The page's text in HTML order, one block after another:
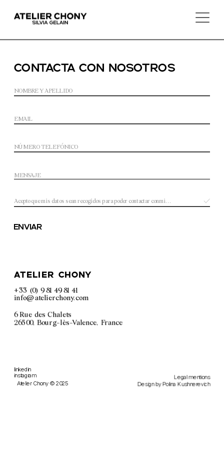
Contacta con nosotros
Acepto que mis datos sean recogidos para poder contactar conmigo.
Enviar
atelier chony
+33 (0) 9 81 49 81 41
info@atelierchony.com
6 Rue des Chalets
26500, Bourg-lès-Valence, France
linkedin
instagram
Legal mentions
Design by Polina Kushnerevich
Atelier Chony © 2025